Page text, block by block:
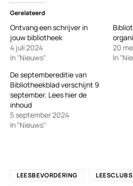
Gerelateerd
Ontvang een schrijver in
jouw bibliotheek
4 juli 2024
In "Nieuws"
20
In
De septembereditie van
Bibliotheekblad verschijnt 9
september. Lees hier de
inhoud
5 september 2024
In "Nieuws"
LEESBEVORDERING LEESCLUBS